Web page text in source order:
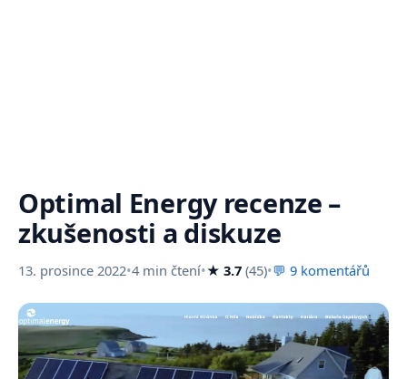
Optimal Energy recenze –
zkušenosti a diskuze
13. prosince 2022•4 min čtení•★ 3.7 (45)•💬 9 komentářů